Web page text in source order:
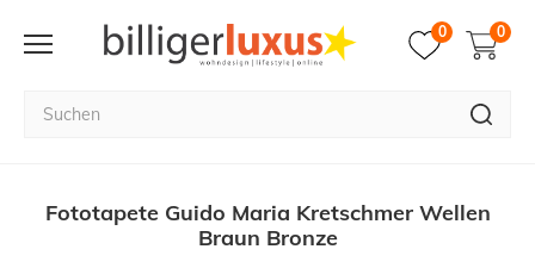
0 0
Fototapete Guido Maria Kretschmer Wellen
Braun Bronze